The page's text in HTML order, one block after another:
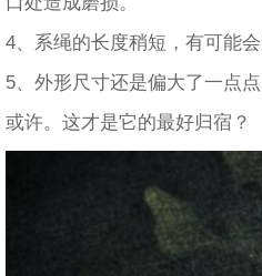
4、系绳的长度稍短，有可能
5、外形尺寸还是偏大了一点点
或许。这才是它的最好归宿？